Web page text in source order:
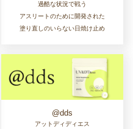
過酷な状況で戦う
アスリートのために開発された
塗り直しのいらない日焼け止め
@dds
アットディディエス